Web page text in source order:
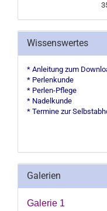
Wissenswertes
* Anleitung zum
* Perlenkunde
* Perlen-Pflege
* Nadelkunde
* Termine zur
Galerien
Galerie 1